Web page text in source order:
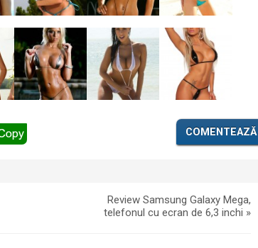
COMENTEAZĂ
Review Samsung Galaxy Mega,
telefonul cu ecran de 6,3 inchi »